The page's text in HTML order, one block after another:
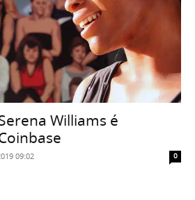
Williams é
09:02 0